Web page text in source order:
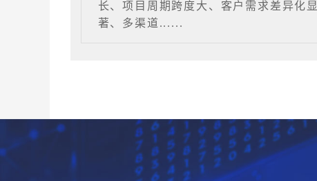
长、项目周期跨度大、客户需求差异化显
著、多渠道......